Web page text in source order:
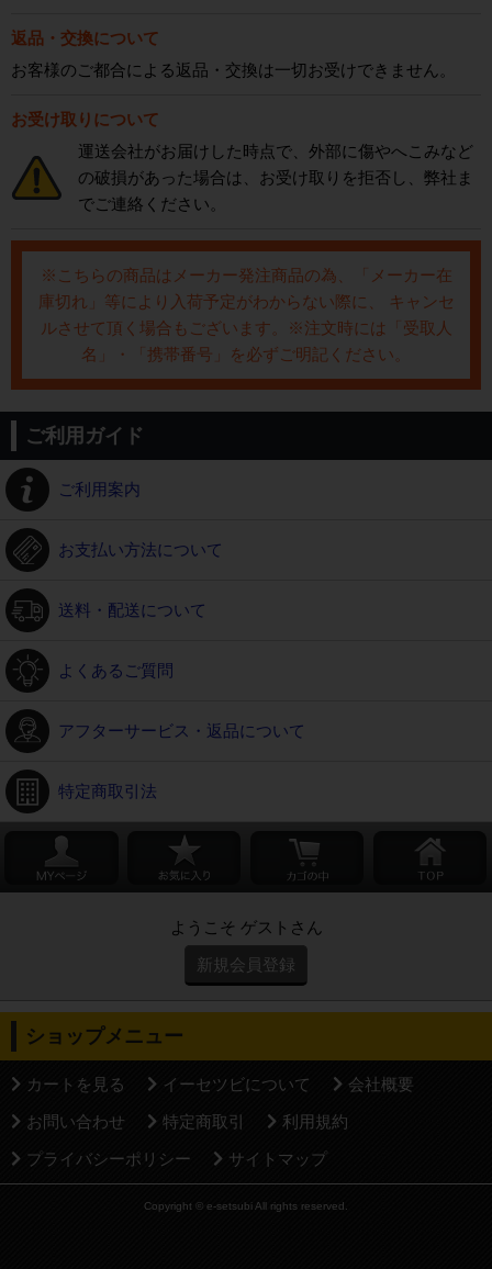
返品・交換について
お客様のご都合による返品・交換は一切お受けできません。
お受け取りについて
運送会社がお届けした時点で、外部に傷やへこみなど
の破損があった場合は、お受け取りを拒否し、弊社ま
でご連絡ください。
※こちらの商品はメーカー発注商品の為、「メーカー在
庫切れ」等により入荷予定がわからない際に、 キャンセ
ルさせて頂く場合もございます。※注文時には「受取人
名」・「携帯番号」を必ずご明記ください。
ご利用ガイド
ご利用案内
お支払い方法について
送料・配送について
よくあるご質問
アフターサービス・返品について
特定商取引法
ようこそ ゲストさん
新規会員登録
ショップメニュー
カートを見る イーセツビについて
会社概要
お問い合わせ
特定商取引
利用規約
プライバシーポリシー
サイトマップ
Copyright © e-setsubi All rights reserved.